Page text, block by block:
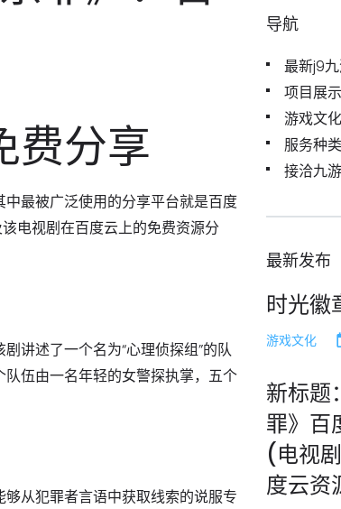
费分享
最被广泛使用的分享平台就是百度
电视剧在百度云上的免费资源分
讲述了一个名为“心理侦探组”的队
伍由一名年轻的女警探执掌，五个
从犯罪者言语中获取线索的说服专
导航
最新j9
项目展示
游戏文化
服务种类
接洽九
最新发布
时光徽
游戏文化
新标题
罪》百
(电视
度云资